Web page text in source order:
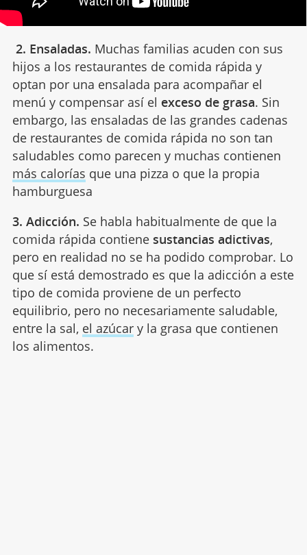
2. Ensaladas. Muchas familias acuden con sus
hijos a los restaurantes de comida rápida y
optan por una ensalada para acompañar el
menú y compensar así el exceso de grasa. Sin
embargo, las ensaladas de las grandes cadenas
de restaurantes de comida rápida no son tan
saludables como parecen y muchas contienen
más calorías que una pizza o que la propia
hamburguesa
3. Adicción. Se habla habitualmente de que la
comida rápida contiene sustancias adictivas,
pero en realidad no se ha podido comprobar. Lo
que sí está demostrado es que la adicción a este
tipo de comida proviene de un perfecto
equilibrio, pero no necesariamente saludable,
entre la sal, el azúcary la grasa que contienen
los alimentos.